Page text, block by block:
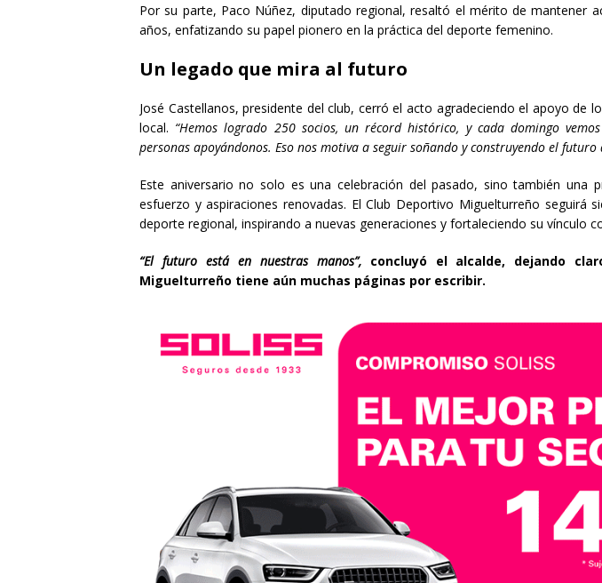
Por su parte, Paco Núñez, diputado regional, resaltó el mérito de mantener
años, enfatizando su papel pionero en la práctica del deporte femenino.
Un legado que mira al futuro
José Castellanos, presidente del club, cerró el acto agradeciendo el apoyo de
local. “Hemos logrado 250 socios, un récord histórico, y cada domingo
personas apoyándonos. Eso nos motiva a seguir soñando y construyendo el futuro
Este aniversario no solo es una celebración del pasado, sino también una
esfuerzo y aspiraciones renovadas. El Club Deportivo Miguelturreño seguirá
deporte regional, inspirando a nuevas generaciones y fortaleciendo su vínculo
“El futuro está en nuestras manos”,concluyó el alcalde, dejando
Miguelturreño tiene aún muchas páginas por escribir.